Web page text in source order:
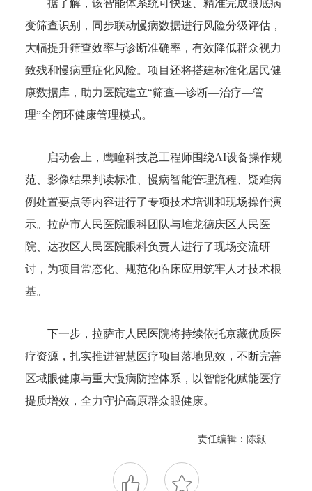
据了解，该智能体系统可快速、精准完成眼底病
变筛查识别，同步联动慢病数据进行风险分级评估，
大幅提升筛查效率与诊断准确率，有效降低群众视力
致残和慢病重症化风险。项目还将搭建标准化居民健
康数据库，助力医院建立“筛查—诊断—治疗—管
理”全闭环健康管理模式。
启动会上，鹰瞳科技总工程师围绕AI设备操作规
范、影像结果判读标准、慢病智能管理流程、疑难病
例处置要点等内容进行了专项技术培训和现场操作演
示。拉萨市人民医院眼科团队与堆龙德庆区人民医
院、达孜区人民医院眼科负责人进行了现场交流研
讨，为项目常态化、规范化临床应用筑牢人才技术根
基。
下一步，拉萨市人民医院将持续依托京藏优质医
疗资源，扎实推进智慧医疗项目落地见效，不断完善
区域眼健康与重大慢病防控体系，以智能化赋能医疗
提质增效，全力守护高原群众眼健康。
责任编辑：陈颢